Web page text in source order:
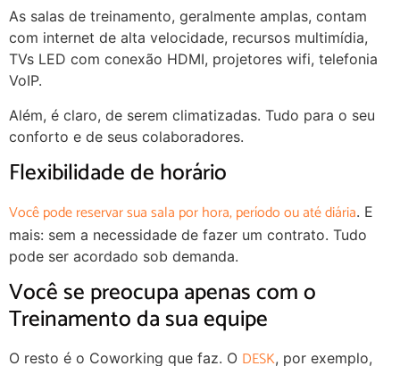
As salas de treinamento, geralmente amplas, contam
com internet de alta velocidade, recursos multimídia,
TVs LED com conexão HDMI, projetores wifi, telefonia
VoIP.
Além, é claro, de serem climatizadas. Tudo para o seu
conforto e de seus colaboradores.
Flexibilidade de horário
Você pode reservar sua sala por hora, período ou até diária. E
mais: sem a necessidade de fazer um contrato. Tudo
pode ser acordado sob demanda.
Você se preocupa apenas com o
Treinamento da sua equipe
O resto é o Coworking que faz. O DESK, por exemplo,